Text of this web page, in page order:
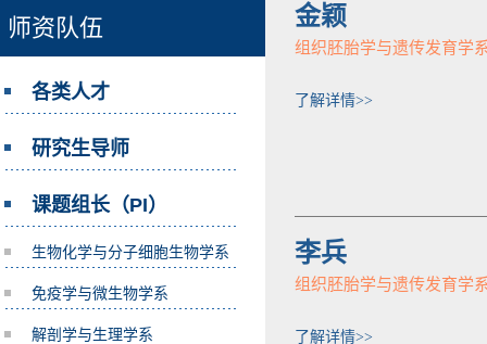
师资队伍
各类人才
研究生导师
课题组长（PI）
生物化学与分子细胞生物学系
免疫学与微生物学系
解剖学与生理学系
金颖
组织胚胎学与遗传发育学
了解详情>>
李兵
组织胚胎学与遗传发育学
了解详情>>